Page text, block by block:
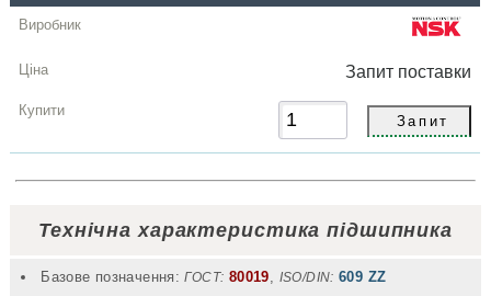
Запит поставки
Технічна характеристика підшипника
Базове позначення: ГОСТ: 80019 ISO/DIN: 609 ZZ